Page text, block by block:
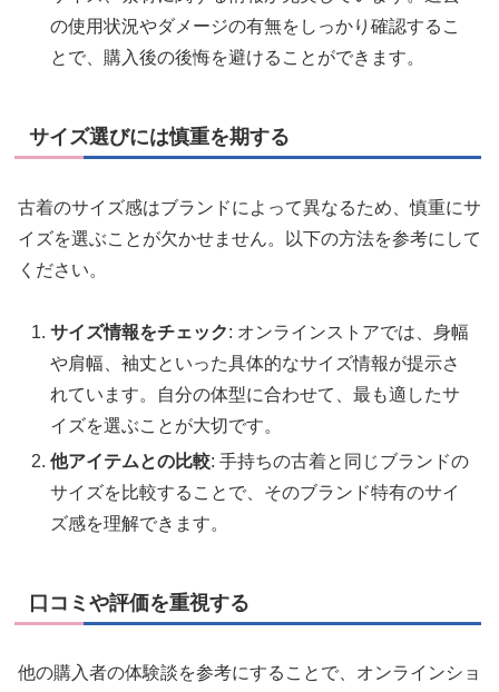
の使用状況やダメージの有無をしっかり確認するこ
とで、購入後の後悔を避けることができます。
サイズ選びには慎重を期する
古着のサイズ感はブランドによって異なるため、慎重にサ
イズを選ぶことが欠かせません。以下の方法を参考にして
ください。
サイズ情報をチェック: オンラインストアでは、身幅
や肩幅、袖丈といった具体的なサイズ情報が提示さ
れています。自分の体型に合わせて、最も適したサ
イズを選ぶことが大切です。
他アイテムとの比較: 手持ちの古着と同じブランドの
サイズを比較することで、そのブランド特有のサイ
ズ感を理解できます。
口コミや評価を重視する
他の購入者の体験談を参考にすることで、オンラインショ